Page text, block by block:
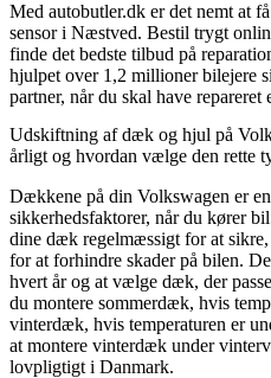
Med autobutler.dk er det nemt at
sensor i Næstved. Bestil trygt
finde det bedste tilbud på
hjulpet over 1,2 millioner bilejere
partner, når du skal have
Udskiftning af dæk og hjul på
årligt og hvordan vælge den rette
Dækkene på din Volkswagen er
sikkerhedsfaktorer, når du kører
dine dæk regelmæssigt for at
for at forhindre skader på bilen.
hvert år og at vælge dæk, der
du montere sommerdæk, hvis
vinterdæk, hvis temperaturen er
at montere vinterdæk under
lovpligtigt i Danmark.